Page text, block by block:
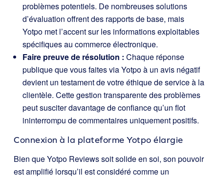
problèmes potentiels. De nombreuses solutions
d’évaluation offrent des rapports de base, mais
Yotpo met l’accent sur les informations exploitables
spécifiques au commerce électronique.
Faire preuve de résolution : Chaque réponse
publique que vous faites via Yotpo à un avis négatif
devient un testament de votre éthique de service à la
clientèle. Cette gestion transparente des problèmes
peut susciter davantage de confiance qu’un flot
ininterrompu de commentaires uniquement positifs.
Connexion à la plateforme Yotpo élargie
Bien que Yotpo Reviews soit solide en soi, son pouvoir
est amplifié lorsqu’il est considéré comme un